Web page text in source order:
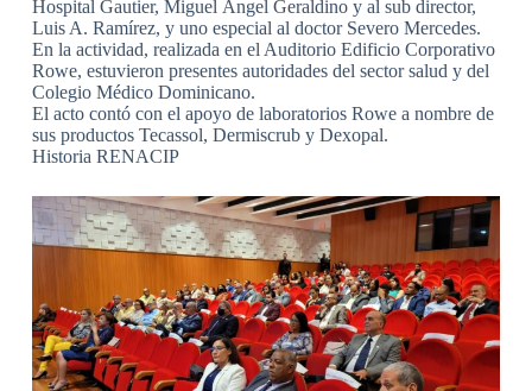
Hospital Gautier, Miguel Ángel Geraldino y al sub director,
Luis A. Ramírez, y uno especial al doctor Severo Mercedes.
En la actividad, realizada en el Auditorio Edificio Corporativo
Rowe, estuvieron presentes autoridades del sector salud y del
Colegio Médico Dominicano.
El acto contó con el apoyo de laboratorios Rowe a nombre de
sus productos Tecassol, Dermiscrub y Dexopal.
Historia RENACIP